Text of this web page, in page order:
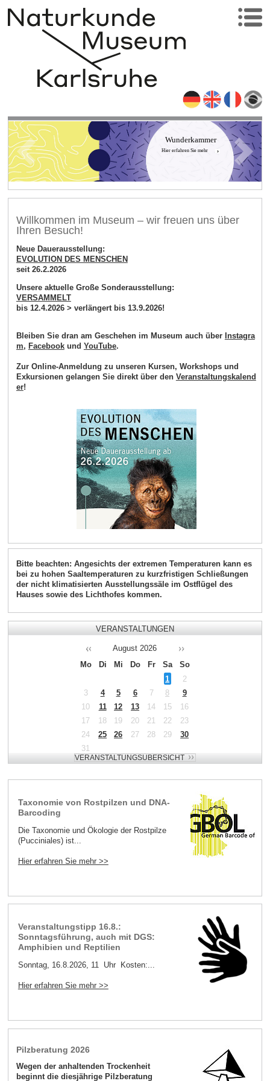
Wunderkammer
Hier erfahren Sie mehr
Willkommen im Museum – wir freuen uns über
Ihren Besuch!
Neue Dauerausstellung:
EVOLUTION DES MENSCHEN
seit 26.2.2026
Unsere aktuelle Große Sonderausstellung:
VERSAMMELT
bis 12.4.2026 > verlängert bis 13.9.2026!
Bleiben Sie dran am Geschehen im Museum auch über Instagra
m, Facebookund YouTube.
Zur Online-Anmeldung zu unseren Kursen, Workshops und
Exkursionen gelangen Sie direkt über den Veranstaltungskalend
er!
Bitte beachten: Angesichts der extremen Temperaturen kann es
bei zu hohen Saaltemperaturen zu kurzfristigen Schließungen
der nicht klimatisierten Ausstellungssäle im Ostflügel des
Hauses sowie des Lichthofes kommen.
VERANSTALTUNGEN
August 2026
Mo
Di Mi Do Fr Sa
So
1
2
3
4 5 6 7 8
9
10
11 12 13 14 15
16
17
18 19 20 21 22
23
24
25 26 27 28 29
30
31
Taxonomie von Rostpilzen und DNA-
Barcoding
Die Taxonomie und Ökologie der Rostpilze
(Pucciniales) ist...
Hier erfahren Sie mehr >>
Veranstaltungstipp 16.8.:
Sonntagsführung, auch mit DGS:
Amphibien und Reptilien
Sonntag, 16.8.2026, 11 Uhr Kosten:...
Hier erfahren Sie mehr >>
Pilzberatung 2026
Wegen der anhaltenden Trockenheit
beginnt die diesjährige Pilzberatung